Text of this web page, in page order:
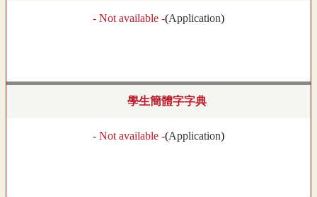
- Not available -(Application)
學生簡體字字典
- Not available -(Application)